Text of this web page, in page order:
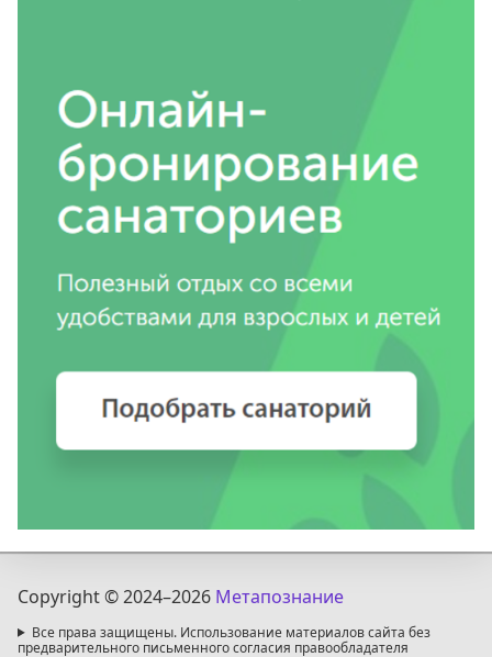
Copyright © 2024–2026 Метапознание
Все права защищены. Использование материалов сайта без
предварительного письменного согласия правообладателя